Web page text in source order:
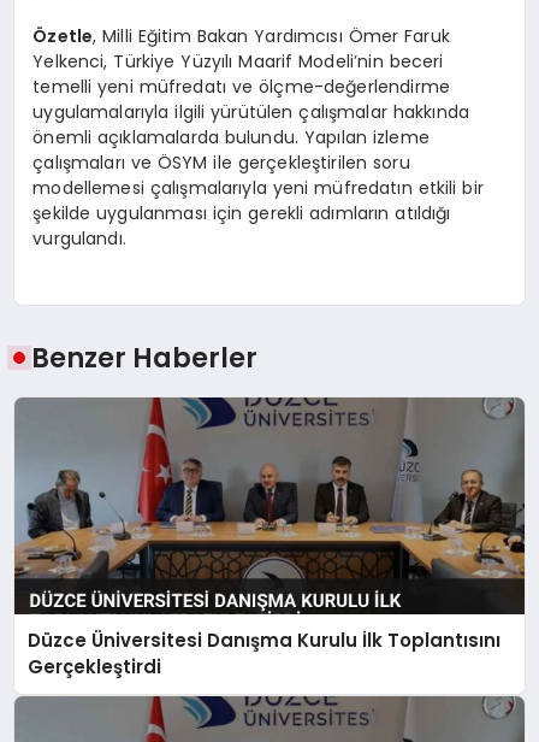
Özetle, Milli Eğitim Bakan Yardımcısı Ömer Faruk
Yelkenci, Türkiye Yüzyılı Maarif Modeli’nin beceri
temelli yeni müfredatı ve ölçme-değerlendirme
uygulamalarıyla ilgili yürütülen çalışmalar hakkında
önemli açıklamalarda bulundu. Yapılan izleme
çalışmaları ve ÖSYM ile gerçekleştirilen soru
modellemesi çalışmalarıyla yeni müfredatın etkili bir
şekilde uygulanması için gerekli adımların atıldığı
vurgulandı.
Benzer Haberler
Düzce Üniversitesi Danışma Kurulu İlk Toplantısını
Gerçekleştirdi